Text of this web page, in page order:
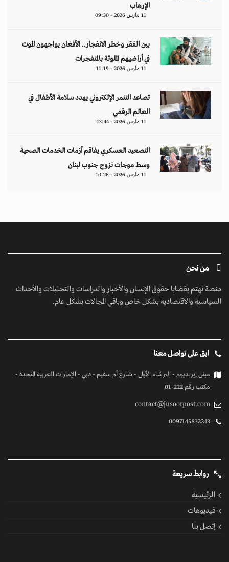
الإرهاب
11 مارس 2026 - 09:30
بين الفقر وخطر الانفجار.. الأفغان يواجهون الموت
في أراضيهم الملوثة بالمتفجرات
11 مارس 2026 - 11:19
تصاعد التنمر الإلكتروني يهدد سلامة الأطفال في
العالم الرقمي
11 مارس 2026 - 13:44
التصعيد العسكري يفاقم أزمات الخدمات الصحية
وسط موجات نزوح جنوب لبنان
11 مارس 2026 - 10:26
من نحن
منصة تهتم بقضايا حقوق الإنسان والأخبار والدراسات والتحليلات والأحداث
السياسية والاقتصادية بشكل خاص وباقي المجالات بشكل عام.
ابق على تواصل معنا
مبنى إيريديوم - البرشاء الأولى - شارع أم سقيم - دبي - الإمارات العربية المتحدة -
مكتب رقم 222-01
contact@jusoorpost.com
0097145832243
روابط سريعة
الرئيسية
فيديوهات
إتصل بنا